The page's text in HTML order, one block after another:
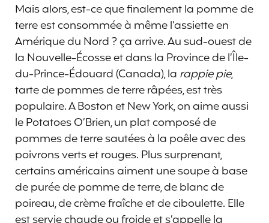
Mais alors, est-ce que finalement la pomme de
terre est consommée à même l’assiette en
Amérique du Nord ? ça arrive. Au sud-ouest de
la Nouvelle-Écosse et dans la Province de l’Île-
du-Prince-Édouard (Canada), la rappie pie,
tarte de pommes de terre râpées, est très
populaire. A Boston et New York, on aime aussi
le Potatoes O’Brien, un plat composé de
pommes de terre sautées à la poêle avec des
poivrons verts et rouges. Plus surprenant,
certains américains aiment une soupe à base
de purée de pomme de terre, de blanc de
poireau, de crème fraîche et de ciboulette. Elle